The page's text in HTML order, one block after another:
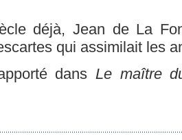
déjà, Jean de La
qui assimilait les
dans Le maître